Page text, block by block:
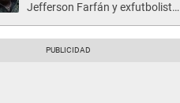
Jefferson Farfán y exfutbolista